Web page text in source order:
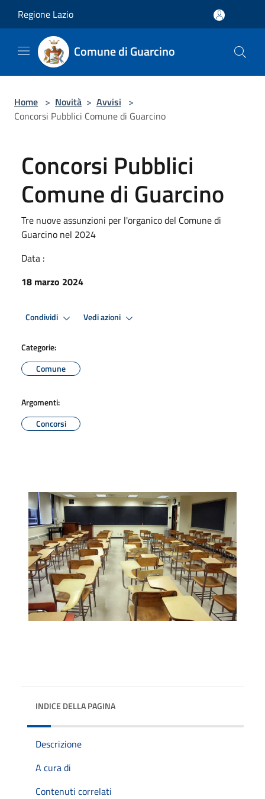
Regione Lazio
Comune di Guarcino
Home > Novità > Avvisi >
Concorsi Pubblici Comune di Guarcino
Concorsi Pubblici
Comune di Guarcino
Tre nuove assunzioni per l'organico del Comune di
Guarcino nel 2024
Data :
18 marzo 2024
Condividi Vedi azioni
Categorie:
Comune
Argomenti:
Concorsi
INDICE DELLA PAGINA
Descrizione
A cura di
Contenuti correlati